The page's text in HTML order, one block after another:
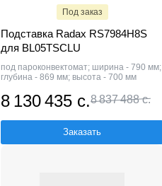
Под заказ
Подставка Radax RS7984H8S
для BL05TSCLU
под пароконвектомат; ширина - 790 мм;
глубина - 869 мм; высота - 700 мм
8 130 435 с.8 837 488 с.
Заказать